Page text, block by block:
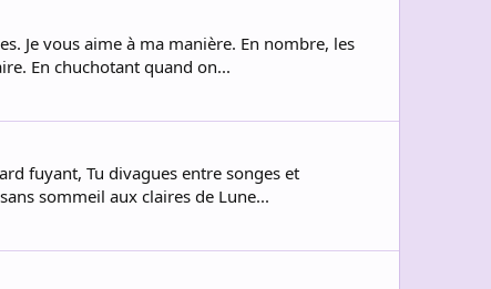
Je vous aime à ma manière. En nombre, les
En chuchotant quand on...
fuyant, Tu divagues entre songes et
sommeil aux claires de Lune...